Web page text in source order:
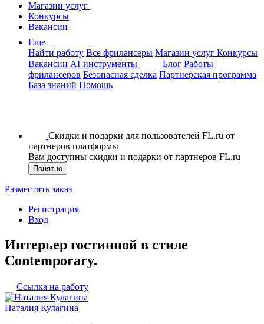
Магазин услуг
Конкурсы
Вакансии
Еще
Найти работу Все фрилансеры Магазин услуг Конкурсы
Вакансии AI-инструменты Блог Работы
фрилансеров Безопасная сделка Партнерская программа
База знаний Помощь
Скидки и подарки для пользователей FL.ru от
партнеров платформы
Вам доступны скидки и подарки от партнеров FL.ru
Понятно
Разместить заказ
Регистрация
Вход
Интерьер гостинной в стиле
Contemporary.
Ссылка на работу
Наталия Кулагина